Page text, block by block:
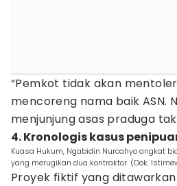
“Pemkot tidak akan
mencoreng nama baik ASN.
menjunjung asas praduga
4. Kronologis kasus
Kuasa Hukum, Ngabidin Nurcahyo angkat
yang merugikan dua kontraktor. (Dok.
Proyek fiktif yang